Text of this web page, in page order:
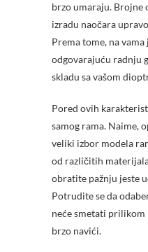
brzo umaraju. Brojne
izradu naočara
Prema tome, na
odgovarajuću radnju
skladu sa vašom
Pored ovih
samog rama. Naime,
veliki izbor modela
od različitih
obratite pažnju jeste
Potrudite se da
neće smetati prilikom
brzo navići.